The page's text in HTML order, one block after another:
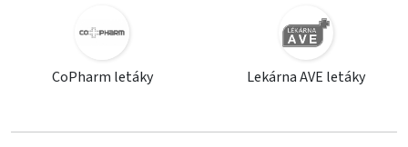
CoPharm letáky Lekárna AVE letáky